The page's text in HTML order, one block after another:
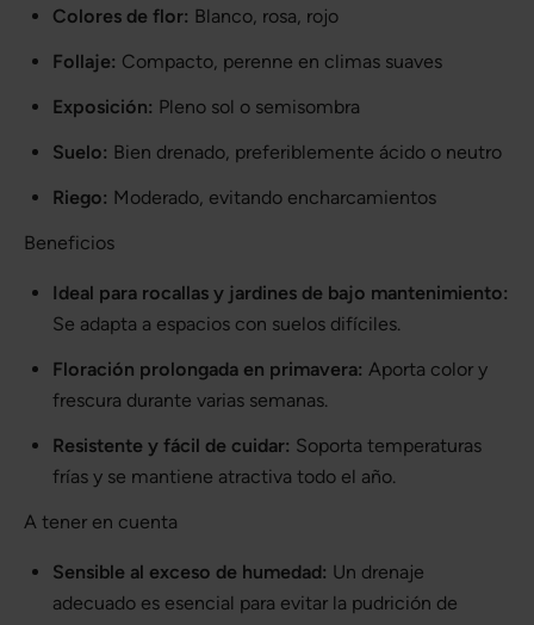
Colores de flor: Blanco, rosa, rojo
Follaje: Compacto, perenne en climas suaves
Exposición: Pleno sol o semisombra
Suelo: Bien drenado, preferiblemente ácido o neutro
Riego: Moderado, evitando encharcamientos
Beneficios
Ideal para rocallas y jardines de bajo mantenimiento:
Se adapta a espacios con suelos difíciles.
Floración prolongada en primavera: Aporta color y
frescura durante varias semanas.
Resistente y fácil de cuidar: Soporta temperaturas
frías y se mantiene atractiva todo el año.
A tener en cuenta
Sensible al exceso de humedad: Un drenaje
adecuado es esencial para evitar la pudrición de